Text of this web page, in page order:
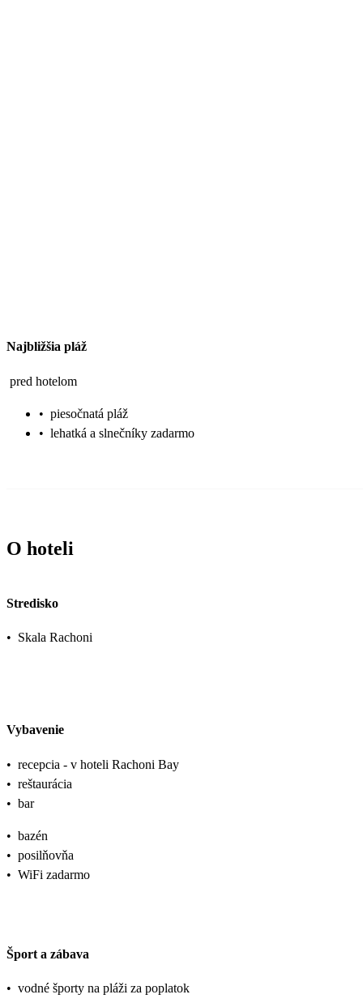
Najbližšia pláž
pred hotelom
• piesočnatá pláž
• lehatká a slnečníky zadarmo
O hoteli
Stredisko
• Skala Rachoni
Vybavenie
• recepcia - v hoteli Rachoni Bay
• reštaurácia
• bar
• bazén
• posilňovňa
• WiFi zadarmo
Šport a zábava
• vodné športy na pláži za poplatok